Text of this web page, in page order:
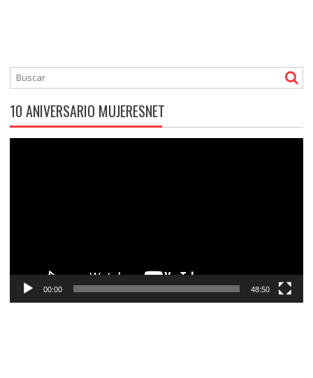
10 ANIVERSARIO MUJERESNET
00:00 48:50